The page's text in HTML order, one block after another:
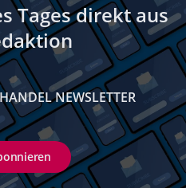
Tages direkt aus
NEWSLETTER